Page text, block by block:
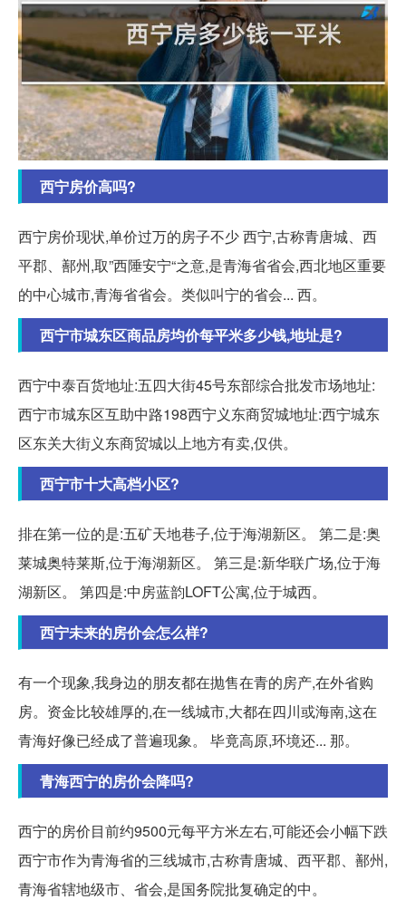
西宁房价高吗?
西宁房价现状,单价过万的房子不少 西宁,古称青唐城、西
平郡、鄯州,取”西陲安宁“之意,是青海省省会,西北地区重要
的中心城市,青海省省会。类似叫宁的省会... 西。
西宁市城东区商品房均价每平米多少钱,地址是?
西宁中泰百货地址:五四大街45号东部综合批发市场地址:
西宁市城东区互助中路198西宁义东商贸城地址:西宁城东
区东关大街义东商贸城以上地方有卖,仅供。
西宁市十大高档小区?
排在第一位的是:五矿天地巷子,位于海湖新区。 第二是:奥
莱城奥特莱斯,位于海湖新区。 第三是:新华联广场,位于海
湖新区。 第四是:中房蓝韵LOFT公寓,位于城西。
西宁未来的房价会怎么样?
有一个现象,我身边的朋友都在抛售在青的房产,在外省购
房。资金比较雄厚的,在一线城市,大都在四川或海南,这在
青海好像已经成了普遍现象。 毕竟高原,环境还... 那。
青海西宁的房价会降吗?
西宁的房价目前约9500元每平方米左右,可能还会小幅下跌
西宁市作为青海省的三线城市,古称青唐城、西平郡、鄯州,
青海省辖地级市、省会,是国务院批复确定的中。